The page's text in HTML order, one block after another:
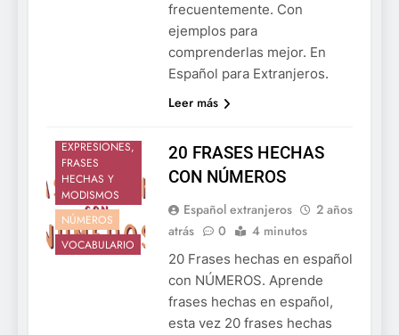
frecuentemente. Con
ejemplos para
comprenderlas mejor. En
Español para Extranjeros.
Leer más
EXPRESIONES,
FRASES
HECHAS Y
MODISMOS
NÚMEROS
VOCABULARIO
20 FRASES HECHAS
CON NÚMEROS
Español extranjeros
2 años
atrás
0 4 minutos
20 Frases hechas en español
con NÚMEROS. Aprende
frases hechas en español,
esta vez 20 frases hechas